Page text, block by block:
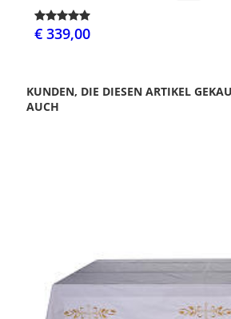
€ 339,00
KUNDEN, DIE DIESEN ARTIKEL
AUCH